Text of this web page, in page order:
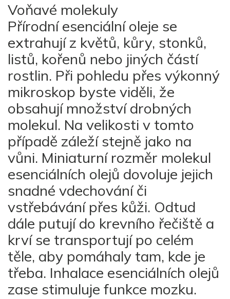
Voňavé molekuly
Přírodní esenciální oleje se
extrahují z květů, kůry, stonků,
listů, kořenů nebo jiných částí
rostlin. Při pohledu přes výkonný
mikroskop byste viděli, že
obsahují množství drobných
molekul. Na velikosti v tomto
případě záleží stejně jako na
vůni. Miniaturní rozměr molekul
esenciálních olejů dovoluje jejich
snadné vdechování či
vstřebávání přes kůži. Odtud
dále putují do krevního řečiště a
krví se transportují po celém
těle, aby pomáhaly tam, kde je
třeba. Inhalace esenciálních olejů
zase stimuluje funkce mozku.